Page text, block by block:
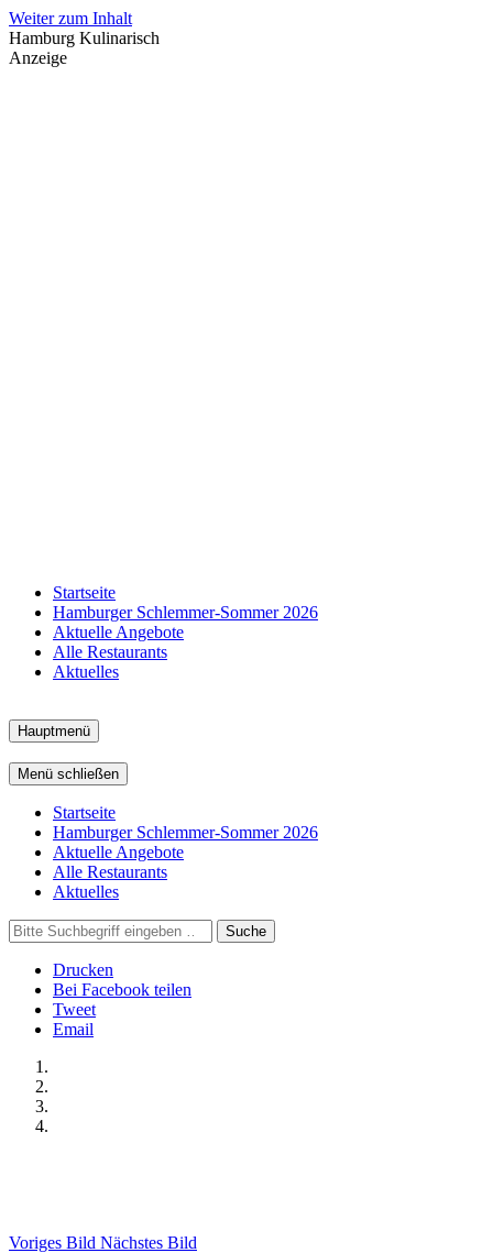
Weiter zum Inhalt
Hamburg Kulinarisch
Anzeige
Startseite
Hamburger Schlemmer-Sommer 2026
Aktuelle Angebote
Alle Restaurants
Aktuelles
Hauptmenü
Menü schließen
Startseite
Hamburger Schlemmer-Sommer 2026
Aktuelle Angebote
Alle Restaurants
Aktuelles
Suche
Drucken
Bei Facebook teilen
Tweet
Email
Voriges Bild Nächstes Bild